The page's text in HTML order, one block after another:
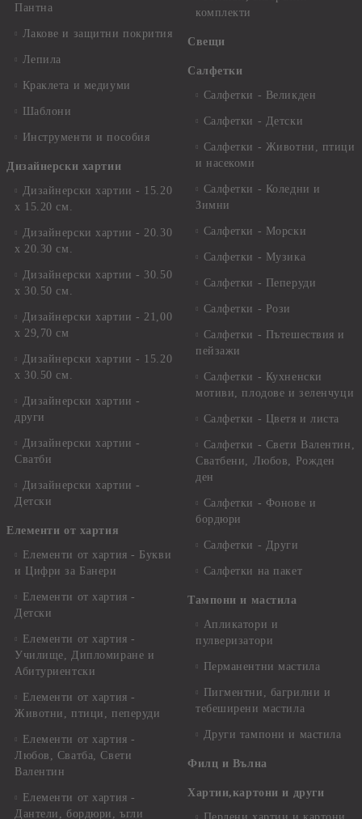
Пантна
Лакове и защитни покрития
Лепила
Краклета и медиуми
Шаблони
Инструменти и пособия
Дизайнерски хартии
Дизайнерски хартии - 15.20
х 15.20 см.
Дизайнерски хартии - 20.30
х 20.30 см.
Дизайнерски хартии - 30.50
х 30.50 см.
Дизайнерски хартии - 21,00
х 29,70 см
Дизайнерски хартии - 15.20
x 30.50 см.
Дизайнерски хартии -
други
Дизайнерски хартии -
Сватби
Дизайнерски хартии -
Детски
Елементи от хартия
Елементи от хартия - Букви
и Цифри за Банери
Елементи от хартия -
Детски
Елементи от хартия -
Училище, Дипломиране и
Абитуриентски
Елементи от хартия -
Животни, птици, пеперуди
Елементи от хартия -
Любов, Сватба, Свети
Валентин
Елементи от хартия -
Дантели, бордюри, ъгли
комплекти
Свещи
Салфетки
Салфетки - Великден
Салфетки - Детски
Салфетки - Животни, птици
и насекоми
Салфетки - Коледни и
Зимни
Салфетки - Морски
Салфетки - Музика
Салфетки - Пеперуди
Салфетки - Рози
Салфетки - Пътешествия и
пейзажи
Салфетки - Кухненски
мотиви, плодове и зеленчуци
Салфетки - Цветя и листа
Салфетки - Свети Валентин,
Сватбени, Любов, Рожден
ден
Салфетки - Фонове и
бордюри
Салфетки - Други
Салфетки на пакет
Тампони и мастила
Апликатори и
пулверизатори
Перманентни мастила
Пигментни, багрилни и
тебеширени мастила
Други тампони и мастила
Филц и Вълна
Хартии,картони и други